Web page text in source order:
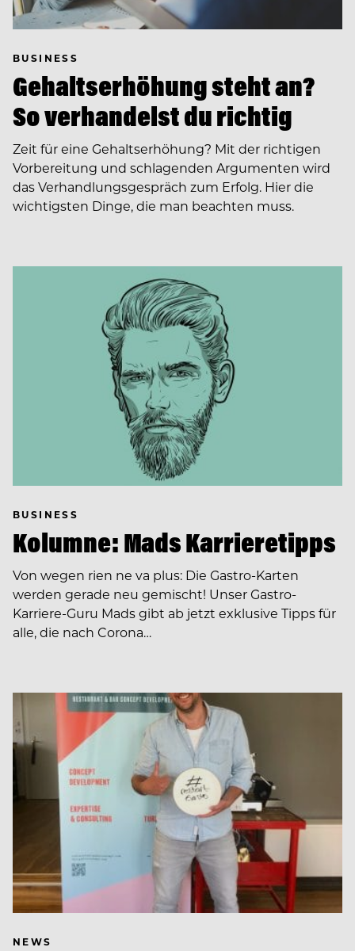
BUSINESS
Gehaltserhöhung steht an?
So verhandelst du richtig
Zeit für eine Gehaltserhöhung? Mit der richtigen
Vorbereitung und schlagenden Argumenten wird
das Verhandlungsgespräch zum Erfolg. Hier die
wichtigsten Dinge, die man beachten muss.
BUSINESS
Kolumne: Mads Karrieretipps
Von wegen rien ne va plus: Die Gastro-Karten
werden gerade neu gemischt! Unser Gastro-
Karriere-Guru Mads gibt ab jetzt exklusive Tipps für
alle, die nach Corona…
NEWS